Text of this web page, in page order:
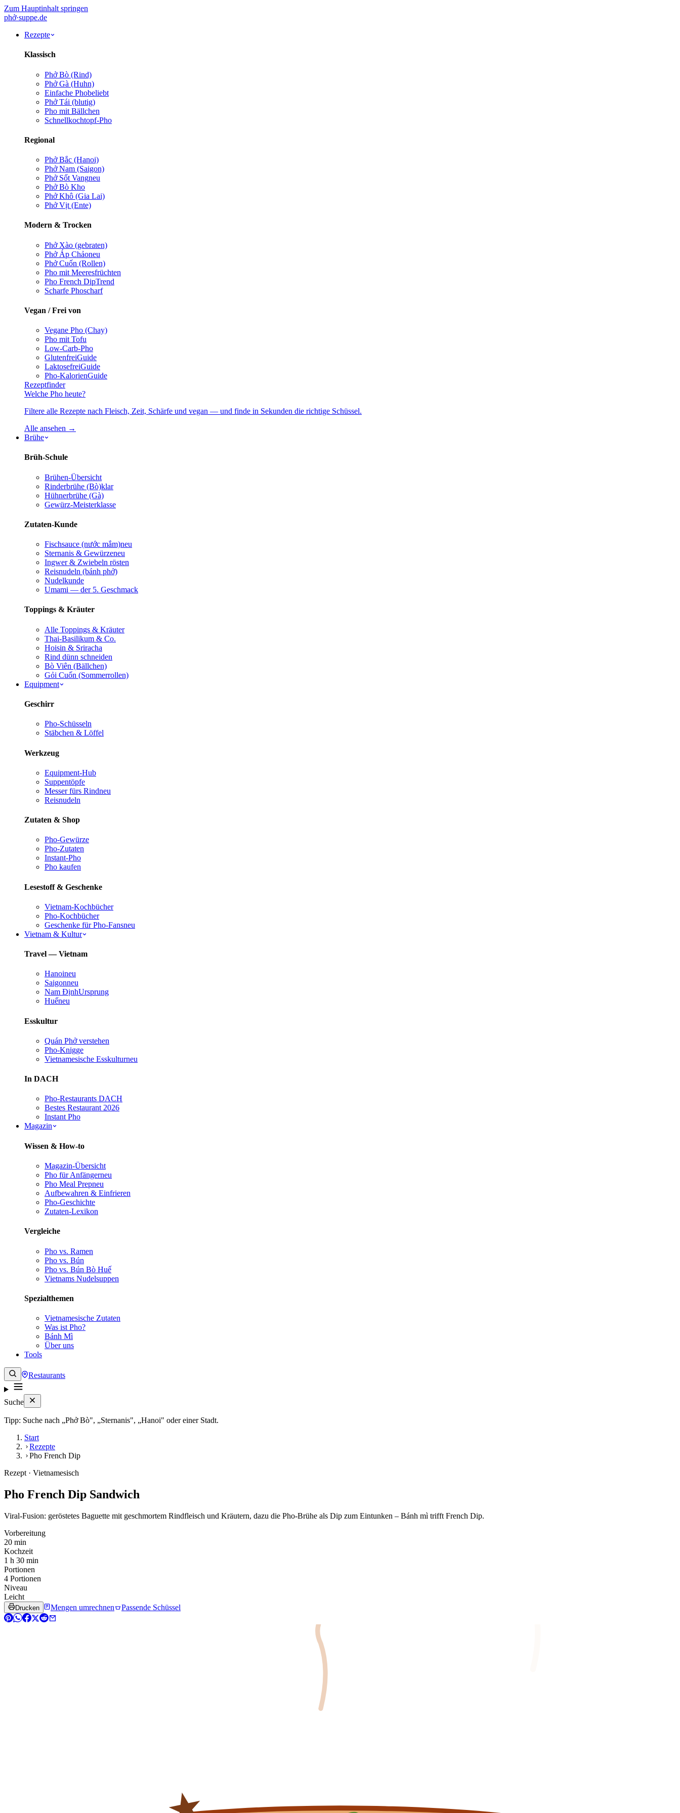
Zum Hauptinhalt springen
phở·suppe.de
Rezepte
Klassisch
Phở Bò (Rind)
Phở Gà (Huhn)
Einfache Phobeliebt
Phở Tái (blutig)
Pho mit Bällchen
Schnellkochtopf-Pho
Regional
Phở Bắc (Hanoi)
Phở Nam (Saigon)
Phở Sốt Vangneu
Phở Bò Kho
Phở Khô (Gia Lai)
Phở Vịt (Ente)
Modern & Trocken
Phở Xào (gebraten)
Phở Áp Chảoneu
Phở Cuốn (Rollen)
Pho mit Meeresfrüchten
Pho French DipTrend
Scharfe Phoscharf
Vegan / Frei von
Vegane Pho (Chay)
Pho mit Tofu
Low-Carb-Pho
GlutenfreiGuide
LaktosefreiGuide
Pho-KalorienGuide
Rezeptfinder
Welche Pho heute?
Filtere alle Rezepte nach Fleisch, Zeit, Schärfe und vegan — und finde in Sekunden die richtige Schüssel.
Alle ansehen →
Brühe
Brüh-Schule
Brühen-Übersicht
Rinderbrühe (Bò)klar
Hühnerbrühe (Gà)
Gewürz-Meisterklasse
Zutaten-Kunde
Fischsauce (nước mắm)neu
Sternanis & Gewürzeneu
Ingwer & Zwiebeln rösten
Reisnudeln (bánh phở)
Nudelkunde
Umami — der 5. Geschmack
Toppings & Kräuter
Alle Toppings & Kräuter
Thai-Basilikum & Co.
Hoisin & Sriracha
Rind dünn schneiden
Bò Viên (Bällchen)
Gỏi Cuốn (Sommerrollen)
Equipment
Geschirr
Pho-Schüsseln
Stäbchen & Löffel
Werkzeug
Equipment-Hub
Suppentöpfe
Messer fürs Rindneu
Reisnudeln
Zutaten & Shop
Pho-Gewürze
Pho-Zutaten
Instant-Pho
Pho kaufen
Lesestoff & Geschenke
Vietnam-Kochbücher
Pho-Kochbücher
Geschenke für Pho-Fansneu
Vietnam & Kultur
Travel — Vietnam
Hanoineu
Saigonneu
Nam ĐịnhUrsprung
Huếneu
Esskultur
Quán Phở verstehen
Pho-Knigge
Vietnamesische Esskulturneu
In DACH
Pho-Restaurants DACH
Bestes Restaurant 2026
Instant Pho
Magazin
Wissen & How-to
Magazin-Übersicht
Pho für Anfängerneu
Pho Meal Prepneu
Aufbewahren & Einfrieren
Pho-Geschichte
Zutaten-Lexikon
Vergleiche
Pho vs. Ramen
Pho vs. Bún
Pho vs. Bún Bò Huế
Vietnams Nudelsuppen
Spezialthemen
Vietnamesische Zutaten
Was ist Pho?
Bánh Mì
Über uns
Tools
Restaurants
Suche
Tipp: Suche nach „Phở Bò", „Sternanis", „Hanoi" oder einer Stadt.
Start
Rezepte
Pho French Dip
Rezept · Vietnamesisch
Pho French Dip Sandwich
Viral-Fusion: geröstetes Baguette mit geschmortem Rindfleisch und Kräutern, dazu die Pho-Brühe als Dip zum Eintunken – Bánh mì trifft French Dip.
Vorbereitung
20 min
Kochzeit
1 h 30 min
Portionen
4 Portionen
Niveau
Leicht
Drucken Mengen umrechnen Passende Schüssel